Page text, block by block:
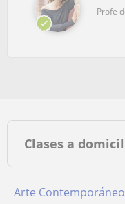
Profe
Clases a
Arte Contemporáneo